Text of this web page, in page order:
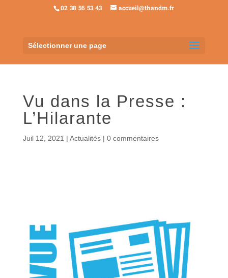
02 38 56 53 43 accueil@thandm.fr
Sélectionner une page
Vu dans la Presse :
L’Hilarante
Juil 12, 2021 | Actualités| 0 commentaires